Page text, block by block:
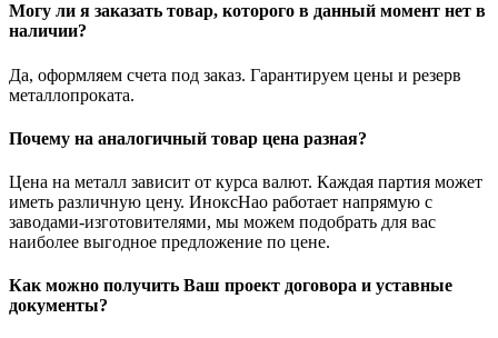
Могу ли я заказать товар, которого в данный момент нет в
наличии?
Да, оформляем счета под заказ. Гарантируем цены и резерв
металлопроката.
Почему на аналогичный товар цена разная?
Цена на металл зависит от курса валют. Каждая партия может
иметь различную цену. ИноксНао работает напрямую с
заводами-изготовителями, мы можем подобрать для вас
наиболее выгодное предложение по цене.
Как можно получить Ваш проект договора и уставные
документы?